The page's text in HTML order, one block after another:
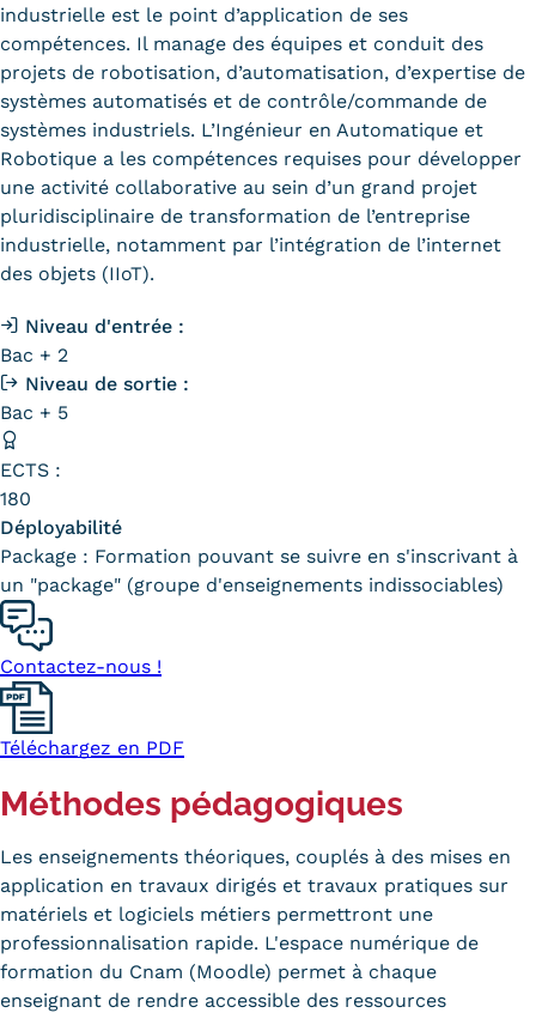
Enseignement à distance
Validation des Acquis de
l'Expérience (VAE)
Validation des études
supérieures (VES)
Validation des acquis
professionnels et personnels
Témoignages
FAQ
Qualiopi
Le Cnam ICSV
Mobilité internationale et
Erasmus
industrielle est le point d’application de ses
compétences. Il manage des équipes et conduit des
projets de robotisation, d’automatisation, d’expertise de
systèmes automatisés et de contrôle/commande de
systèmes industriels. L’Ingénieur en Automatique et
Robotique a les compétences requises pour développer
une activité collaborative au sein d’un grand projet
pluridisciplinaire de transformation de l’entreprise
industrielle, notamment par l’intégration de l’internet
des objets (IIoT).
Niveau d'entrée :
Bac + 2
Niveau de sortie :
Bac + 5
ECTS :
180
Déployabilité
Package : Formation pouvant se suivre en s'inscrivant à
un "package" (groupe d'enseignements indissociables)
Contactez-nous !
Téléchargez en PDF
Méthodes pédagogiques
Les enseignements théoriques, couplés à des mises en
application en travaux dirigés et travaux pratiques sur
matériels et logiciels métiers permettront une
professionnalisation rapide. L'espace numérique de
formation du Cnam (Moodle) permet à chaque
enseignant de rendre accessible des ressources